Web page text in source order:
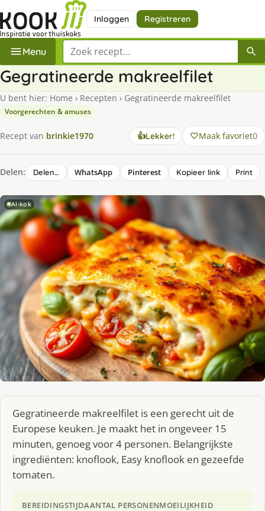
Inloggen Registreren
Menu Zoek een recept
Gegratineerde makreelfilet
U bent hier: Home › Recepten › Gegratineerde makreelfilet
Voorgerechten & amuses
Recept van brinkie1970 👍Lekker! Maak favoriet0
Delen: Delen… WhatsApp Pinterest Kopieer link Print
AI-kok
Gegratineerde makreelfilet is een gerecht uit de
Europese keuken. Je maakt het in ongeveer 15
minuten, genoeg voor 4 personen. Belangrijkste
ingrediënten: knoflook, Easy knoflook en gezeefde
tomaten.
BEREIDINGSTIJDAANTAL PERSONENMOEILIJKHEID